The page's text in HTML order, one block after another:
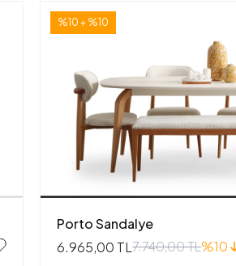
%10 + %10
Porto Sandalye
6.965,00 TL7.740,00 TL%10